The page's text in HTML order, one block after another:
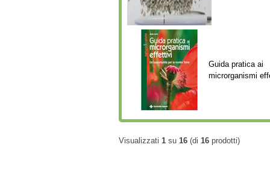
Guida pratica ai
microrganismi
Visualizzati 1 su 16 (di 16 prodotti)